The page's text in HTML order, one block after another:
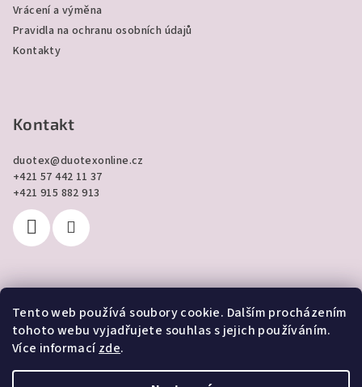
Tento web používá soubory cookie. Dalším procházením
tohoto webu vyjadřujete souhlas s jejich používáním.
Více informacízde.
Vrácení a výměna
Pravidla na ochranu osobních údajů
Kontakty
Kontakt
duotex@duotexonline.cz
+421 57 442 11 37
+421 915 882 913
Přijímáme online platby